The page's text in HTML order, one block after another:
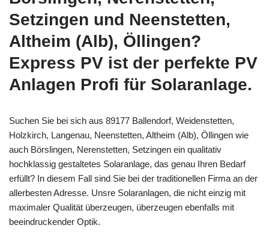
Setzingen und Neenstetten,
Altheim (Alb), Öllingen?
Express PV ist der perfekte PV
Anlagen Profi für Solaranlage.
Suchen Sie bei sich aus 89177 Ballendorf, Weidenstetten,
Holzkirch, Langenau, Neenstetten, Altheim (Alb), Öllingen wie
auch Börslingen, Nerenstetten, Setzingen ein qualitativ
hochklassig gestaltetes Solaranlage, das genau Ihren Bedarf
erfüllt? In diesem Fall sind Sie bei der traditionellen Firma an der
allerbesten Adresse. Unsre Solaranlagen, die nicht einzig mit
maximaler Qualität überzeugen, überzeugen ebenfalls mit
beeindruckender Optik.